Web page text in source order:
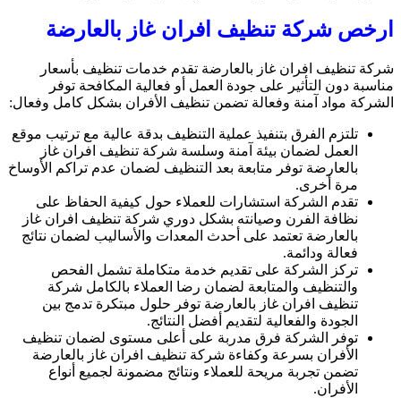
ارخص شركة تنظيف افران غاز بالعارضة
شركة تنظيف افران غاز بالعارضة تقدم خدمات تنظيف بأسعار
مناسبة دون التأثير على جودة العمل أو فعالية المكافحة توفر
الشركة مواد آمنة وفعالة تضمن تنظيف الأفران بشكل كامل وفعال:
تلتزم الفرق بتنفيذ عملية التنظيف بدقة عالية مع ترتيب موقع
العمل لضمان بيئة آمنة وسلسة شركة تنظيف افران غاز
بالعارضة توفر متابعة بعد التنظيف لضمان عدم تراكم الأوساخ
مرة أخرى.
تقدم الشركة استشارات للعملاء حول كيفية الحفاظ على
نظافة الفرن وصيانته بشكل دوري شركة تنظيف افران غاز
بالعارضة تعتمد على أحدث المعدات والأساليب لضمان نتائج
فعالة ودائمة.
تركز الشركة على تقديم خدمة متكاملة تشمل الفحص
والتنظيف والمتابعة لضمان رضا العملاء بالكامل شركة
تنظيف افران غاز بالعارضة توفر حلول مبتكرة تدمج بين
الجودة والفعالية لتقديم أفضل النتائج.
توفر الشركة فرق مدربة على أعلى مستوى لضمان تنظيف
الأفران بسرعة وكفاءة شركة تنظيف افران غاز بالعارضة
تضمن تجربة مريحة للعملاء ونتائج مضمونة لجميع أنواع
الأفران.